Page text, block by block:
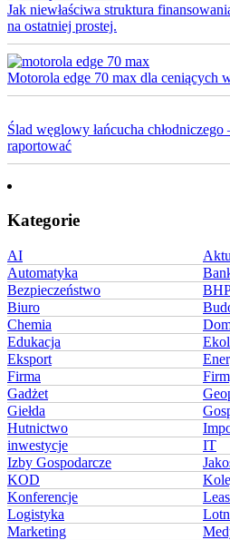
Jak niewłaściwa struktura
na ostatniej prostej.
Motorola edge 70 max dla ceniących
Ślad węglowy łańcucha
raportować
Kategorie
AI
Automatyka
Bezpieczeństwo
Biuro
Chemia
Edukacja
Eksport
Firma
Gadżet
Giełda
Hutnictwo
inwestycje
IT
Izby Gospodarcze
KOD
Konferencje
Logistyka
Marketing